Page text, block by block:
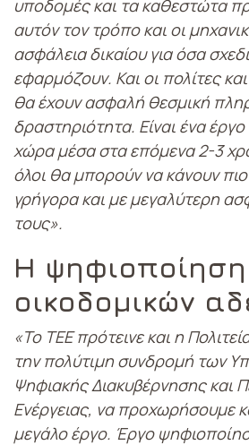
υποδομές και τα καθεστώτα
αυτόν τον τρόπο και οι
ασφάλεια δικαίου για όσα
εφαρμόζουν. Και οι πολίτες και
θα έχουν ασφαλή θεσμική
δραστηριότητα. Είναι ένα
χώρα μέσα στα επόμενα 2-3
όλοι θα μπορούν να κάνουν
γρήγορα και με μεγαλύτερη
τους».
Η
οικοδομικών
«Το ΤΕΕ πρότεινε και η
την πολύτιμη συνδρομή των
Ψηφιακής Διακυβέρνησης και
Ενέργειας, να προχωρήσουμε
μεγάλο έργο. Έργο